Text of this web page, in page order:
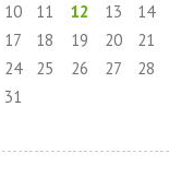
10 11 12 13
14
17 18 19 20
21
24 25 26 27
28
31